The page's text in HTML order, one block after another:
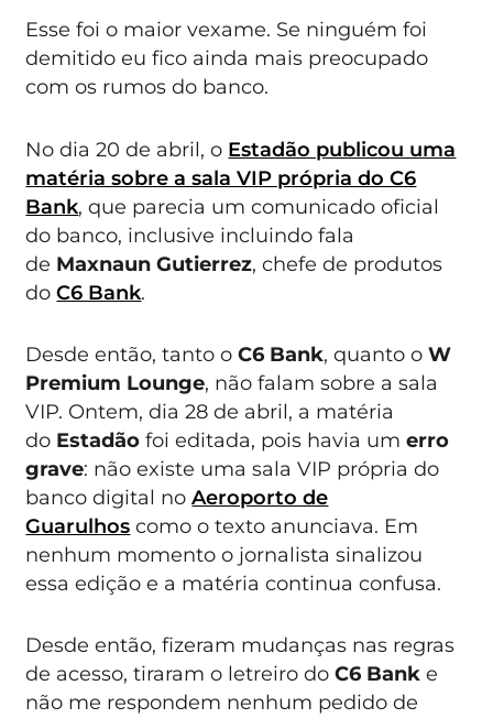
Esse foi o maior vexame. Se ninguém foi
demitido eu fico ainda mais preocupado
com os rumos do banco.
No dia 20 de abril, o Estadão publicou uma
matéria sobre a sala VIP própria do C6
Bank, que parecia um comunicado oficial
do banco, inclusive incluindo fala
de Maxnaun Gutierrez, chefe de produtos
doC6 Bank.
Desde então, tanto oC6 Bank, quanto oW
Premium Lounge, não falam sobre a sala
VIP. Ontem, dia 28 de abril, a matéria
do Estadãofoi editada, pois havia umerro
grave: não existe uma sala VIP própria do
banco digital noAeroporto de
Guarulhos como o texto anunciava. Em
nenhum momento o jornalista sinalizou
essa edição e a matéria continua confusa.
Desde então, fizeram mudanças nas regras
de acesso, tiraram o letreiro doC6 Bank e
não me respondem nenhum pedido de